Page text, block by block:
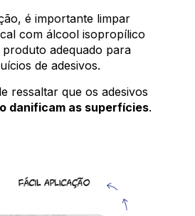
é importante limpar
com álcool isopropílico
adequado para
de adesivos.
ressaltar que os adesivos
danificam as superfícies.